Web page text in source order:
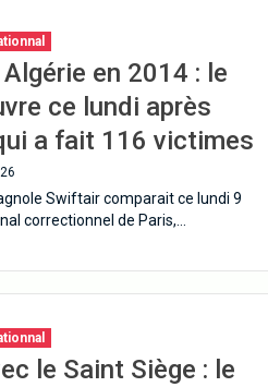
Algérie en 2014 : le
ce lundi après
a fait 116 victimes
Swiftair comparait ce lundi 9
correctionnel de Paris,…
le Saint Siège : le
nos informations exclusives